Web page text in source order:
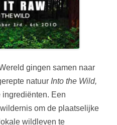
gingen samen naar
natuur Into the Wild,
Een
om de plaatselijke
wildleven te